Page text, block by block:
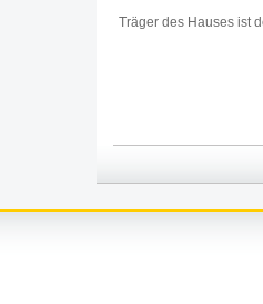
Träger des Hauses ist